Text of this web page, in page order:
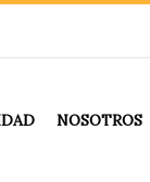
NOSOTROS